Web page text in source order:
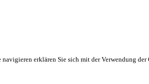
erklären Sie sich mit der Verwendung